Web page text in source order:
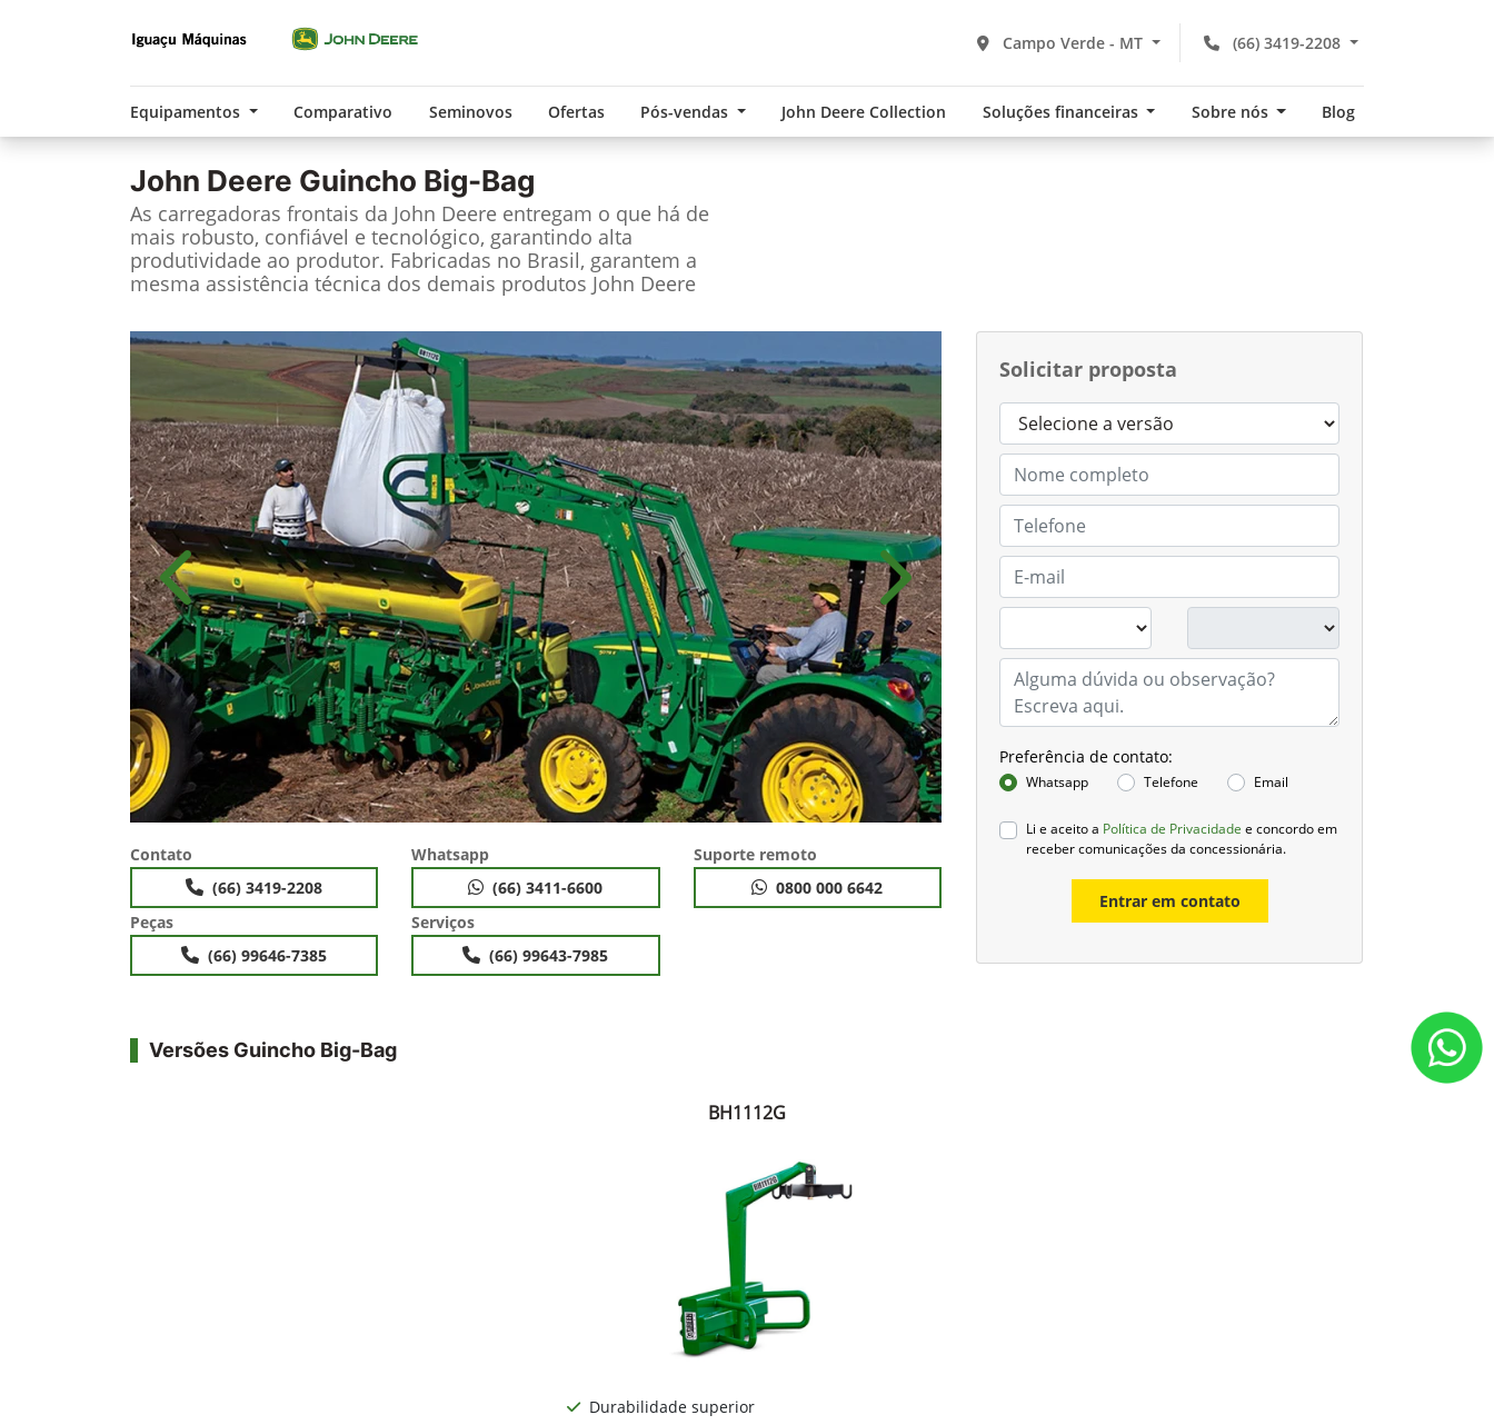
(66) 3419-2208
Campo Verde - MT
Equipamentos Comparativo Seminovos Ofertas Pós-vendas John Deere Collection Soluções financeiras Sobre nós Blog
John Deere Guincho Big-Bag
As carregadoras frontais da John Deere entregam o que há de
mais robusto, confiável e tecnológico, garantindo alta
produtividade ao produtor. Fabricadas no Brasil, garantem a
mesma assistência técnica dos demais produtos John Deere
Solicitar proposta
Preferência de contato:
Whatsapp Telefone Email
Li e aceito a Política de Privacidade e concordo em
receber comunicações da concessionária.
Entrar em contato
Anterior Próximo
Contato
(66) 3419-2208
Whatsapp
(66) 3411-6600
Suporte remoto
0800 000 6642
Peças
(66) 99646-7385
Serviços
(66) 99643-7985
Versões Guincho Big-Bag
BH1112G
Durabilidade superior